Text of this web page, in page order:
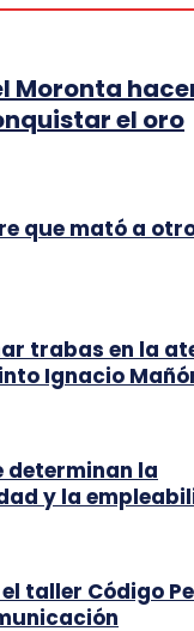
Moronta
el oro
que mató a
trabas en la
Ignacio
determinan la
y la
taller Código